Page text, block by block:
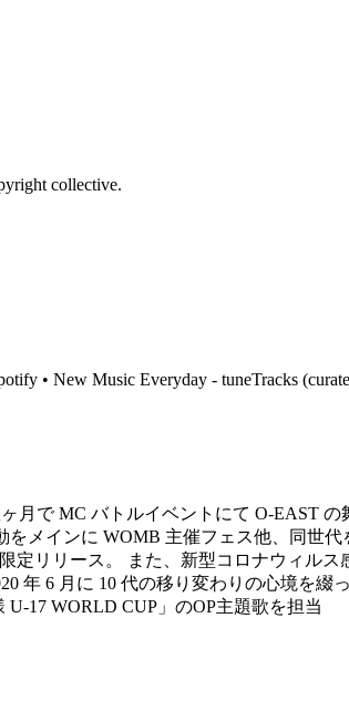
collective.
• New Music Everyday - tuneTracks
月で MC バトルイベントにて O-EAST
メインに WOMB 主催フェス他、同世
限定リリース。 また、新型コロナウィ
年 6 月に 10 代の移り変わりの心境を
17 WORLD CUP」のOP主題歌を担当